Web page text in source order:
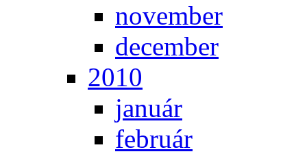
no­vem­ber
de­cem­ber
2010
ja­nu­ár
feb­ru­ár